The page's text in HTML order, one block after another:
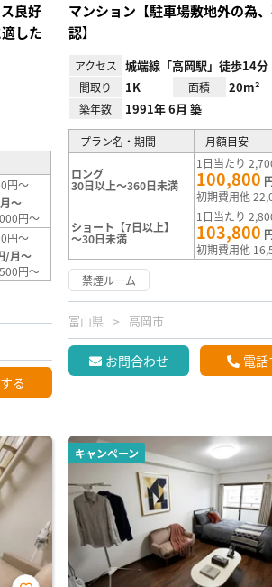
良好
した
円～
～
円～
円～
/月～
円～
る
マンション【駐車場敷地外の為
認】
アクセス 城端線「高岡駅」徒歩14分
間取り 1K 面積 20m²
築年数 1991年 6月 築
プラン名・期間 月額目安
ロング
30日以上～360日未満
1日当たり
100,800
初期費用他
ショート【7日以上】
～30日未満
1日当たり
103,800
初期費用他
禁煙ルーム
富山県 高岡市
お問合わせ 電話
キャンペーン